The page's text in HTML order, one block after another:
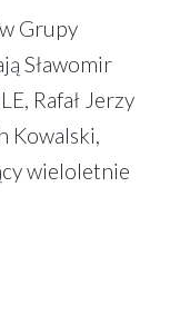
Grupy
Sławomir
Rafał Jerzy
Kowalski,
wieloletnie